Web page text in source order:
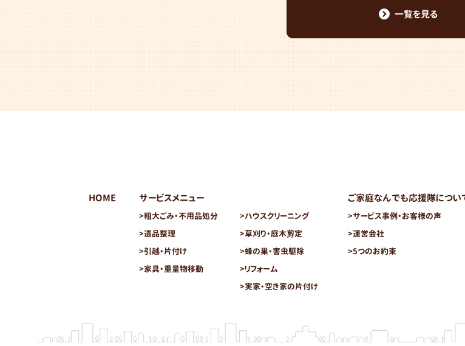
一覧を見る
HOME サービスメニュー
>粗大ごみ・不用品処分
>遺品整理
>引越・片付け
>家具・重量物移動
>ハウスクリーニング
>草刈り・庭木剪定
>蜂の巣・害虫駆除
>リフォーム
>実家・空き家の片付け
ご家庭なんでも応援隊につい
>サービス事例・お客様の声
>運営会社
>5つのお約束